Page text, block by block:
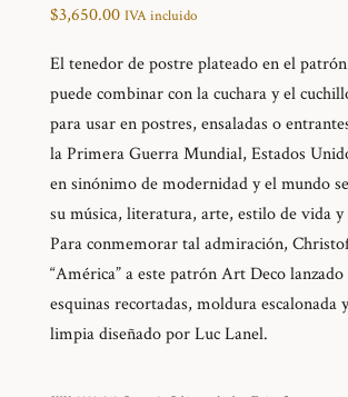
$3,650.00 IVA incluido
El tenedor de postre plateado en el
puede combinar con la cuchara y el
para usar en postres, ensaladas o
la Primera Guerra Mundial, Estados
en sinónimo de modernidad y el mundo
su música, literatura, arte, estilo de vida
Para conmemorar tal admiración,
“América” a este patrón Art Deco lanzado
esquinas recortadas, moldura escalonada
limpia diseñado por Luc Lanel.